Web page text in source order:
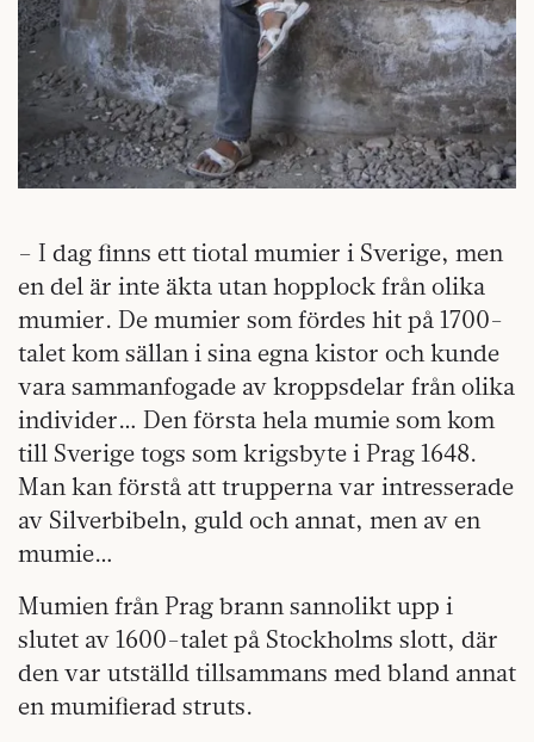
– I dag finns ett tiotal mumier i Sverige, men
en del är inte äkta utan hopplock från olika
mumier. De mumier som fördes hit på 1700-
talet kom sällan i sina egna kistor och kunde
vara sammanfogade av kroppsdelar från olika
individer… Den första hela mumie som kom
till Sverige togs som krigsbyte i Prag 1648.
Man kan förstå att trupperna var intresserade
av Silverbibeln, guld och annat, men av en
mumie…
Mumien från Prag brann sannolikt upp i
slutet av 1600-talet på Stockholms slott, där
den var utställd tillsammans med bland annat
en mumifierad struts.